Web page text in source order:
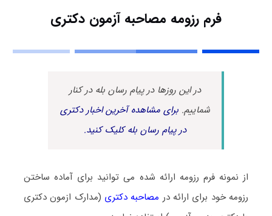
فرم رزومه مصاحبه آزمون دکتری
در این روزها در پیام رسان بله در کنار
شماییم.برای مشاهده آخرین اخبار دکتری
در پیام رسان بله کلیک کنید.
از نمونه فرم رزومه ارائه شده می توانید برای آماده ساختن
رزومه خود برای ارائه در مصاحبه دکتری (مدارک ازمون دکتری